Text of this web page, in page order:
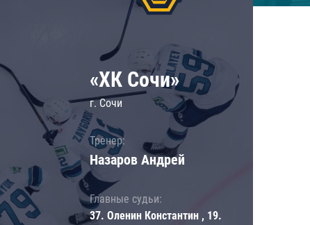
«ХК Сочи»
г. Сочи
Тренер:
Назаров Андрей
Главные судьи:
37. Оленин Константин , 19.